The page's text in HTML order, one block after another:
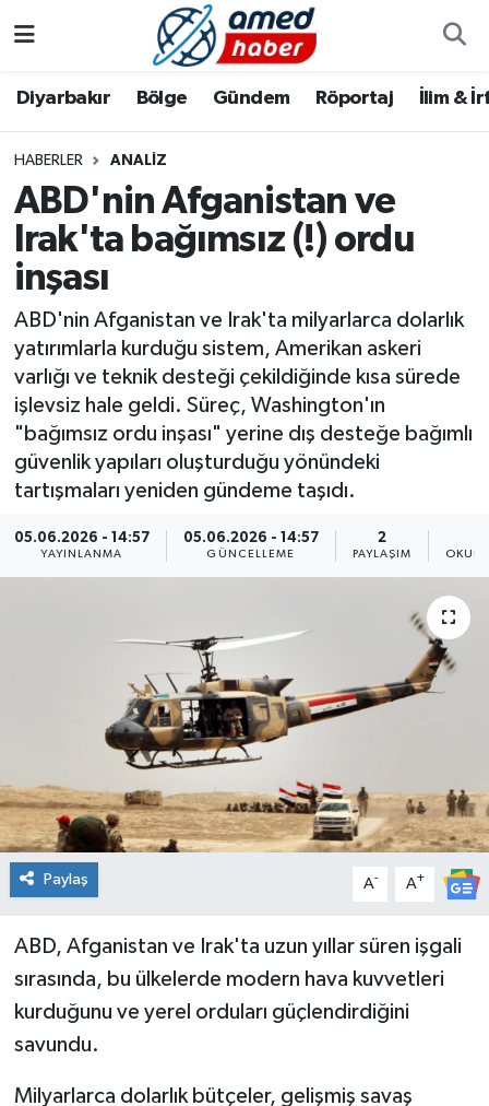
Diyarbakır Bölge Gündem Röportaj İlim &
HABERLER ANALIZ
ABD'nin Afganistan ve
Irak'ta bağımsız (!) ordu
inşası
ABD'nin Afganistan ve Irak'ta milyarlarca dolarlık
yatırımlarla kurduğu sistem, Amerikan askeri
varlığı ve teknik desteği çekildiğinde kısa sürede
işlevsiz hale geldi. Süreç, Washington'ın
"bağımsız ordu inşası" yerine dış desteğe bağımlı
güvenlik yapıları oluşturduğu yönündeki
tartışmaları yeniden gündeme taşıdı.
05.06.2026 - 14:57
YAYINLANMA
05.06.2026 - 14:57
GÜNCELLEME
2
PAYLAŞIM
Paylaş A- A+
ABD, Afganistan ve Irak'ta uzun yıllar süren işgali
sırasında, bu ülkelerde modern hava kuvvetleri
kurduğunu ve yerel orduları güçlendirdiğini
savundu.
Milyarlarca dolarlık bütçeler, gelişmiş savaş
Bölge
Röportaj
Foto Galeri
Aile
Asayiş
Bilim & Teknoloji
Dünya
Eğitim
Ekonomi
Genel
Gündem
İlim & İrfan
Kültür & Sanat
KURDÎ
Sağlık
Siyaset
Yaşam
Diyarbakır Hava Durumu
Diyarbakır Namaz Vakitleri
Diyarbakır Trafik Yoğunluk Haritası
Tüm Manşetler
Son Dakika Haberleri
Haber Arşivi